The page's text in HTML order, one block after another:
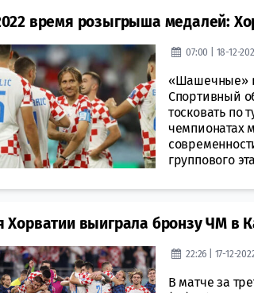
время розыгрыша медалей:
07:00 | 18-12-
«Шашечные»
Спортивный
тосковать по
чемпионатах
группового
Хорватии выиграла бронзу ЧМ в
22:26 | 17-12-
В матче за